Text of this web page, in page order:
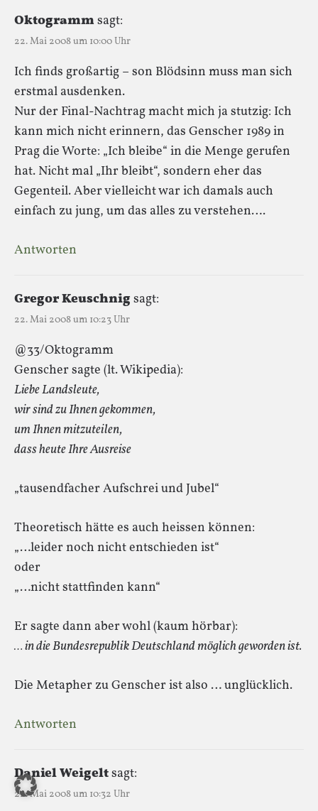
Oktogrammsagt:
22. Mai 2008 um 10:00 Uhr
Ich finds großartig – son Blödsinn muss man sich
erstmal ausdenken.
Nur der Final-Nachtrag macht mich ja stutzig: Ich
kann mich nicht erinnern, das Genscher 1989 in
Prag die Worte: „Ich bleibe“ in die Menge gerufen
hat. Nicht mal „Ihr bleibt“, sondern eher das
Gegenteil. Aber vielleicht war ich damals auch
einfach zu jung, um das alles zu verstehen….
Antworten
Gregor Keuschnigsagt:
22. Mai 2008 um 10:23 Uhr
@33/Oktogramm
Genscher sagte (lt. Wikipedia):
Liebe Landsleute,
wir sind zu Ihnen gekommen,
um Ihnen mitzuteilen,
dass heute Ihre Ausreise
„tausendfacher Aufschrei und Jubel“
Theoretisch hätte es auch heissen können:
„…leider noch nicht entschieden ist“
oder
„…nicht stattfinden kann“
Er sagte dann aber wohl (kaum hörbar):
… in die Bundesrepublik Deutschland möglich geworden ist.
Die Metapher zu Genscher ist also … unglücklich.
Antworten
Daniel Weigeltsagt:
22. Mai 2008 um 10:32 Uhr